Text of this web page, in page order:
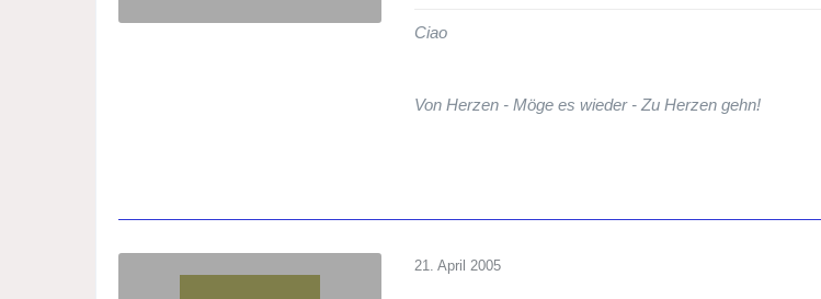
Ciao
Von Herzen - Möge es wieder - Zu Herzen gehn!
21. April 2005